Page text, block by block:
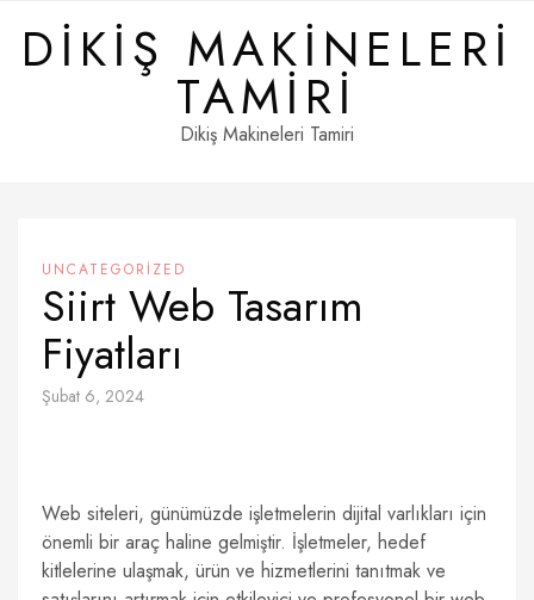
contentDIKIŞ MAKINELERI
TAMIRI
Dikiş Makineleri Tamiri
UNCATEGORIZED
Siirt Web Tasarım
Fiyatları
Şubat 6, 2024
Web siteleri, günümüzde işletmelerin dijital varlıkları için
önemli bir araç haline gelmiştir. İşletmeler, hedef
kitlelerine ulaşmak, ürün ve hizmetlerini tanıtmak ve